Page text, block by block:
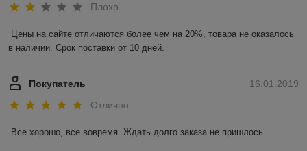
Плохо
Цены на сайте отличаются более чем на 20%, товара не оказалось
в наличии. Срок поставки от 10 дней.
16.01.2019
Покупатель
Отлично
Все хорошо, все вовремя. Ждать долго заказа не пришлось.